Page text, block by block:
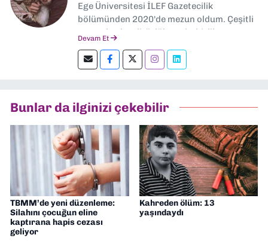
Ege Üniversitesi İLEF Gazetecilik
bölümünden 2020'de mezun oldum. Çeşitli
gazetelerde editörlük, muhabirlik yaptım.
editörlük yapıyorum.
Devam Et
Bunlar da ilginizi çekebilir
TBMM’de yeni düzenleme:
Silahını çocuğun eline
kaptırana hapis cezası
geliyor
Kahreden ölüm: 13
yaşındaydı